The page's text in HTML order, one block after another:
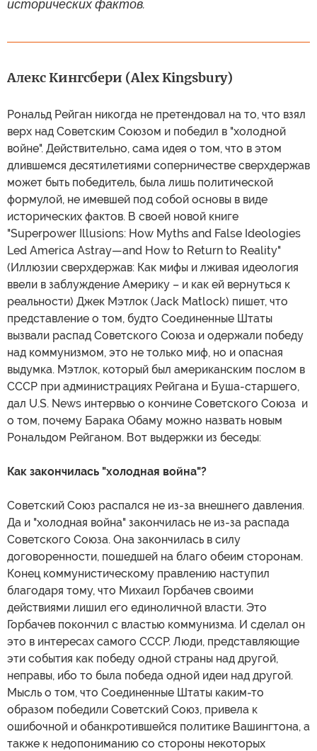
исторических фактов.
Алекс Кингсбери (Alex Kingsbury)
Рональд Рейган никогда не претендовал на то, что взял
верх над Советским Союзом и победил в "холодной
войне". Действительно, сама идея о том, что в этом
длившемся десятилетиями соперничестве сверхдержав
может быть победитель, была лишь политической
формулой, не имевшей под собой основы в виде
исторических фактов. В своей новой книге
"Superpower Illusions: How Myths and False Ideologies
Led America Astray—and How to Return to Reality"
(Иллюзии сверхдержав: Как мифы и лживая идеология
ввели в заблуждение Америку – и как ей вернуться к
реальности) Джек Мэтлок (Jack Matlock) пишет, что
представление о том, будто Соединенные Штаты
вызвали распад Советского Союза и одержали победу
над коммунизмом, это не только миф, но и опасная
выдумка. Мэтлок, который был американским послом в
СССР при администрациях Рейгана и Буша-старшего,
дал U.S. News интервью о кончине Советского Союза и
о том, почему Барака Обаму можно назвать новым
Рональдом Рейганом. Вот выдержки из беседы:
Как закончилась "холодная война"?
Советский Союз распался не из-за внешнего давления.
Да и "холодная война" закончилась не из-за распада
Советского Союза. Она закончилась в силу
договоренности, пошедшей на благо обеим сторонам.
Конец коммунистическому правлению наступил
благодаря тому, что Михаил Горбачев своими
действиями лишил его единоличной власти. Это
Горбачев покончил с властью коммунизма. И сделал он
это в интересах самого СССР. Люди, представляющие
эти события как победу одной страны над другой,
неправы, ибо то была победа одной идеи над другой.
Мысль о том, что Соединенные Штаты каким-то
образом победили Советский Союз, привела к
ошибочной и обанкротившейся политике Вашингтона, а
также к недопониманию со стороны некоторых